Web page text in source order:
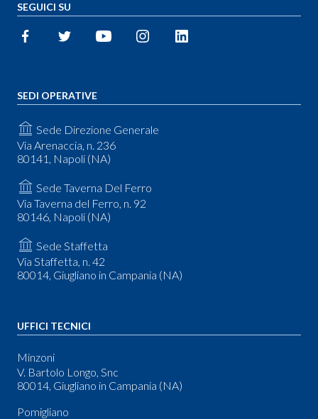
SEGUICI SU
SEDI OPERATIVE
Sede Direzione Generale
Via Arenaccia, n. 236
80141, Napoli (NA)
Sede Taverna Del Ferro
Via Taverna del Ferro, n. 92
80146, Napoli (NA)
Sede Staffetta
Via Staffetta, n. 42
80014, Giugliano in Campania (NA)
UFFICI TECNICI
Minzoni
V. Bartolo Longo, Snc
80014, Giugliano in Campania (NA)
Pomigliano